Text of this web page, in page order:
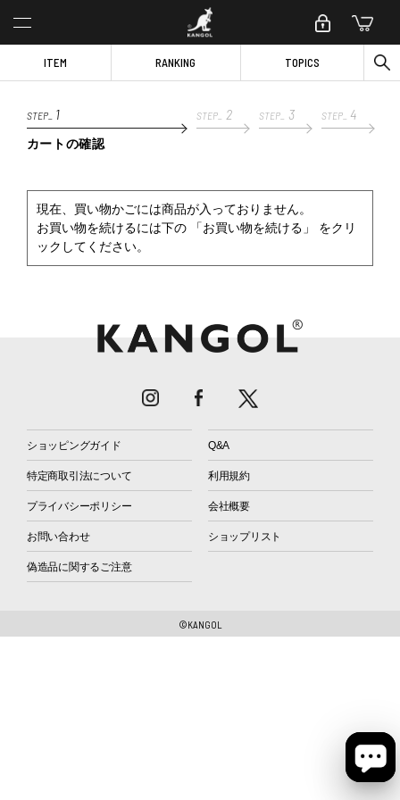
ITEM RANKING TOPICS
STEP_ 1
カートの確認
STEP_ 2 STEP_ 3 STEP_ 4
現在、買い物かごには商品が入っておりません。
お買い物を続けるには下の 「お買い物を続ける」 をクリ
ックしてください。
ショッピングガイド Q&A
特定商取引法について 利用規約
プライバシーポリシー 会社概要
お問い合わせ ショップリスト
偽造品に関するご注意
©KANGOL